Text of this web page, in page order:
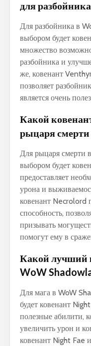
для
Для разбойника в
выбором будет
множество
разбойника и
же, ковенант
позволяет
является очень
Какой
рыцаря
Для рыцаря смерти
выбором будет
предоставляет
урона и
ковенант Necrolord
способность,
призывать
помогут ему в
Какой лучший
WoW
Для мага в WoW
будет ковенант
полезные абилити,
увеличить урон и
ковенант Night Fae